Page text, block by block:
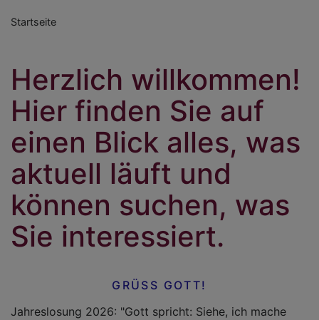
Startseite
Herzlich willkommen!
Hier finden Sie auf
einen Blick alles, was
aktuell läuft und
können suchen, was
Sie interessiert.
GRÜSS GOTT!
Jahreslosung 2026: "Gott spricht: Siehe, ich mache